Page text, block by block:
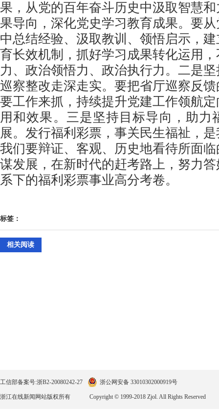
果，从党的百年奋斗历史中汲取智慧
果导向，深化党史学习教育成果。要
中总结经验、汲取教训、领悟启示，
育长效机制，抓好学习成果转化运用
力、政治领悟力、政治执行力。二是
巡察整改走深走实。要把省厅巡察反
要工作来抓，持续提升党建工作领航
用和效果。三是坚持目标导向，助力
展。发行福利彩票，事关民生福祉，
我们要辩证、客观、历史地看待所面
谋发展，在新时代的赶考路上，努力
系下的福利彩票事业高分考卷。
标签：
相关阅读
工信部备案号:浙B2-20080242-27 浙公网安备 33010302000919号
浙江在线新闻网站版权所有 Copyright © 1999-2018 Zjol. All Rights Reserved